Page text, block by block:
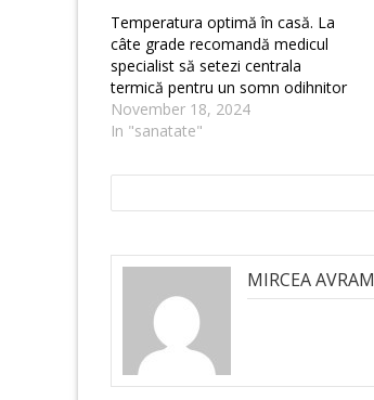
Temperatura optimă în casă. La
câte grade recomandă medicul
specialist să setezi centrala
termică pentru un somn odihnitor
November 18, 2024
In "sanatate"
MIRCEA AVRAM